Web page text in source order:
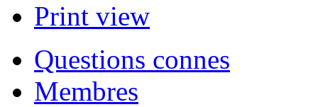
Print view
Questions connes
Membres